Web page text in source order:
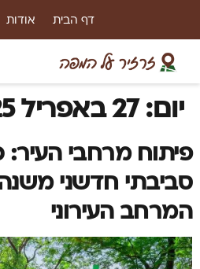
דף הבית אודות
יום:27 באפריל 2025
פיתוח מרחבי העיר:
סביבתי חדשני
המרחב העירוני